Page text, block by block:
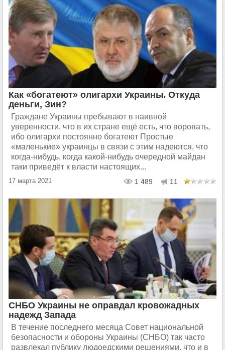
Как «богатеют» олигархи Украины. Откуда
деньги, Зин?
Граждане Украины пребывают в наивной
уверенности, что в их стране ещё есть, что воровать,
ибо олигархи постоянно богатеют Простые
«маленькие» украинцы в связи с этим надеются, что
когда-нибудь, когда какой-нибудь очередной майдан
таки приведёт к власти настоящих...
17 марта 2021 1 489 11
СНБО Украины не оправдал кровожадных
надежд Запада
В течение последнего месяца Совет национальной
безопасности и обороны Украины (СНБО) так часто
развлекал публику людоедскими решениями, что и в